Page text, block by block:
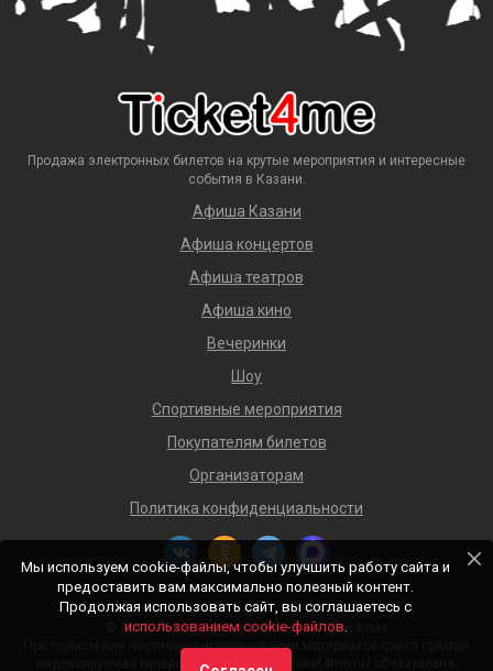
Продажа электронных билетов на крутые мероприятия и интересные
события в Казани.
Афиша Казани
Афиша концертов
Афиша театров
Афиша кино
Вечеринки
Шоу
Спортивные мероприятия
Покупателям билетов
Организаторам
Политика конфиденциальности
© 2018 — 2026 Афиша и билеты «Ticket4me»
При полном или частичном использовании материалов сайта прямая
индексируемая гиперссылка на https://ticket4me.ru/ обязательна.
Мы используем cookie-файлы, чтобы улучшить работу сайта и
предоставить вам максимально полезный контент.
Продолжая использовать сайт, вы соглашаетесь с
использованием cookie-файлов.